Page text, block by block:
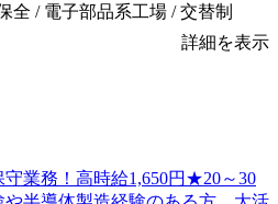
全 / 電子部品系工場 / 交替制
詳細を表示